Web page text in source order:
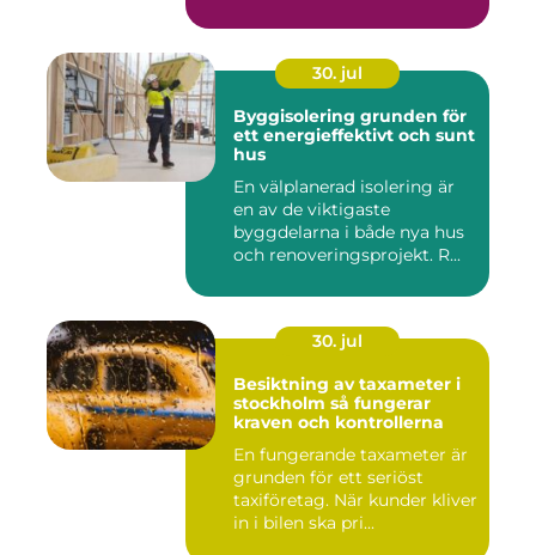
30. jul
Byggisolering grunden för
ett energieffektivt och sunt
hus
En välplanerad isolering är
en av de viktigaste
byggdelarna i både nya hus
och renoveringsprojekt. R...
30. jul
Besiktning av taxameter i
stockholm så fungerar
kraven och kontrollerna
En fungerande taxameter är
grunden för ett seriöst
taxiföretag. När kunder kliver
in i bilen ska pri...